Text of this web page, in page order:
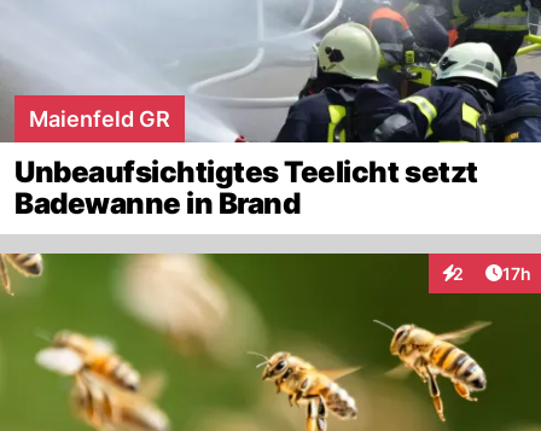
Maienfeld GR
Unbeaufsichtigtes Teelicht setzt
Badewanne in Brand
2 17h